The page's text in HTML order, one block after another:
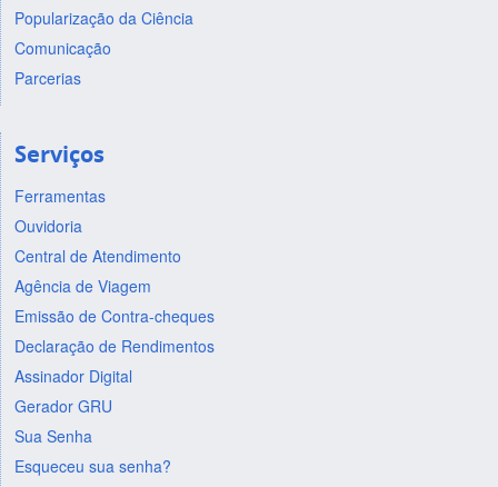
Popularização da Ciência
Comunicação
Parcerias
Serviços
Ferramentas
Ouvidoria
Central de Atendimento
Agência de Viagem
Emissão de Contra-cheques
Declaração de Rendimentos
Assinador Digital
Gerador GRU
Sua Senha
Esqueceu sua senha?